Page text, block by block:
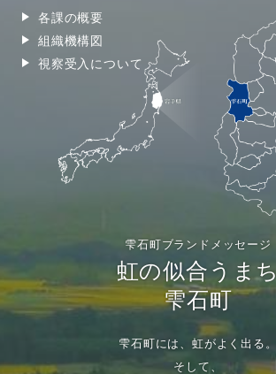
各課の概要
組織機構図
視察受入について
雫石町ブランドメッセージ
虹の似合うまち
雫石町
雫石町には、虹がよく出る。
そして、